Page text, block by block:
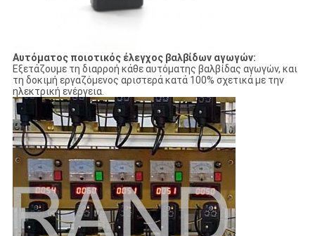
Αυτόματος ποιοτικός έλεγχος βαλβίδων αγωγών:
Εξετάζουμε τη διαρροή κάθε αυτόματης βαλβίδας αγωγών, και
τη δοκιμή εργαζόμενος αριστερά κατά 100% σχετικά με την
ηλεκτρική ενέργεια.